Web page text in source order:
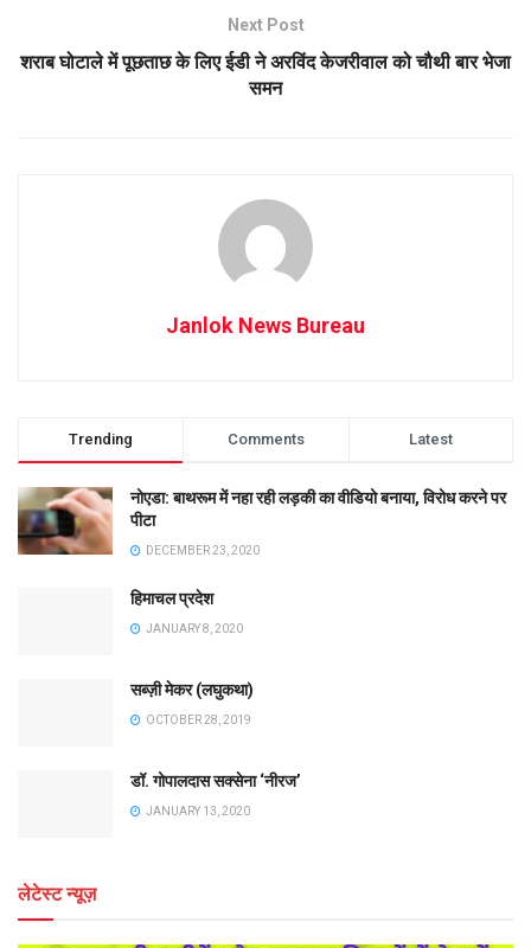
Next Post
शराब घोटाले में पूछताछ के लिए ईडी ने अरविंद केजरीवाल को चौथी बार भेजा
समन
Janlok News Bureau
Trending Comments Latest
नोएडा: बाथरूम में नहा रही लड़की का वीडियो बनाया, विरोध करने पर
पीटा
DECEMBER 23, 2020
हिमाचल प्रदेश
JANUARY 8, 2020
सब्ज़ी मेकर (लघुकथा)
OCTOBER 28, 2019
डॉ. गोपालदास सक्सेना ‘नीरज’
JANUARY 13, 2020
लेटेस्ट न्यूज़